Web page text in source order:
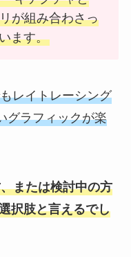
が組み合わさっ
ます。
レイトレーシング
グラフィックが楽
または検討中の方
択肢と言えるでし